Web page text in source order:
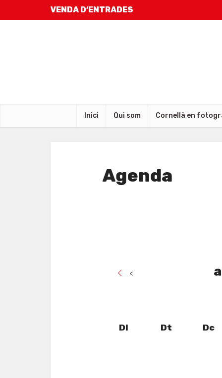
VENDA D’ENTRADES
Inici Qui som Cornellà en
Agenda
<
Dl Dt Dc